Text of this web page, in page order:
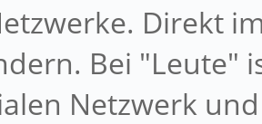
Direkt
Bei "Leute"
Netzwerk